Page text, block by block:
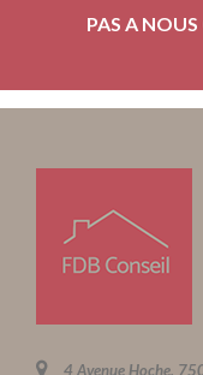
PAS A
4 Avenue Hoche,